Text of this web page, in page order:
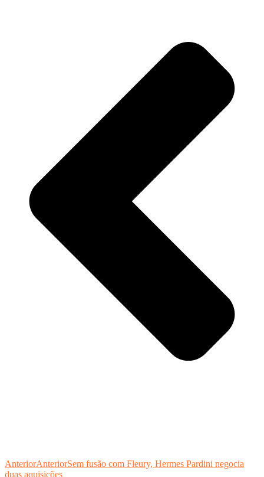
AnteriorAnteriorSem fusão com Fleury, Hermes Pardini negocia
duas aquisições